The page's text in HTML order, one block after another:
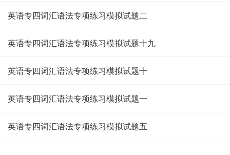
英语专四词汇语法专项练习模拟试题二
英语专四词汇语法专项练习模拟试题十九
英语专四词汇语法专项练习模拟试题十
英语专四词汇语法专项练习模拟试题一
英语专四词汇语法专项练习模拟试题五